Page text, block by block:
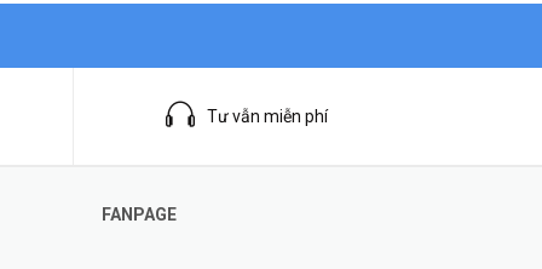
Tư vẫn miễn phí
FANPAGE